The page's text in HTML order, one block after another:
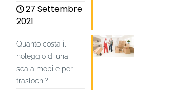
27 Settembre
2021
Quanto costa il
noleggio di una
scala mobile per
traslochi?